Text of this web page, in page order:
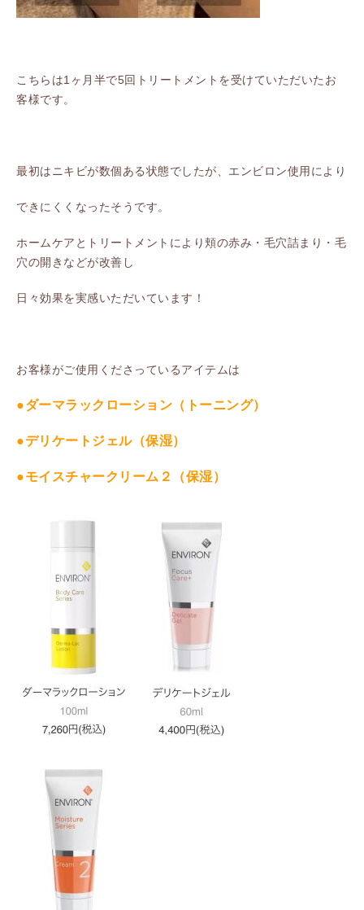
こちらは1ヶ月半で5回トリートメントを受けていただいたお
客様です。
最初はニキビが数個ある状態でしたが、エンビロン使用により
できにくくなったそうです。
ホームケアとトリートメントにより頬の赤み・毛穴詰まり・毛
穴の開きなどが改善し
日々効果を実感いただいています！
お客様がご使用くださっているアイテムは
●ダーマラックローション（トーニング）
●デリケートジェル（保湿）
●モイスチャークリーム２（保湿）